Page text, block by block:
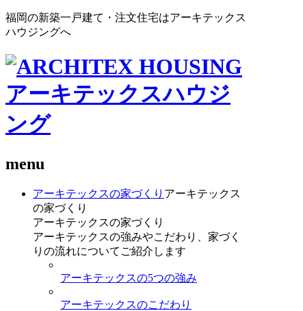
福岡の新築一戸建て・注文住宅はアーキテックス
ハウジングへ
menu
アーキテックスの家づくり アーキテックス
の家づくり
アーキテックスの家づくり
アーキテックスの強みやこだわり、家づく
りの流れについてご紹介します
アーキテックスの5つの強み
アーキテックスのこだわり